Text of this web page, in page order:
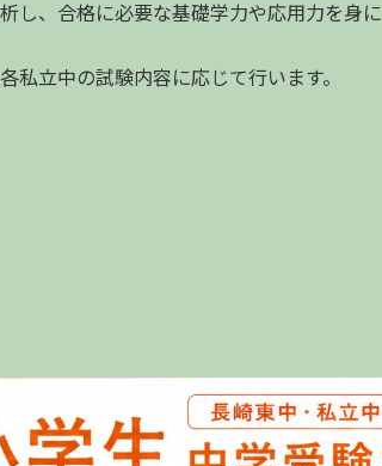
し、合格に必要な基礎学力や応用力を身に
私立中の試験内容に応じて行います。